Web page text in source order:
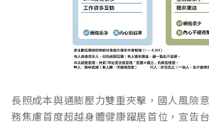
長照成本與通膨壓力雙重夾擊，國人風險
務焦慮首度超越身體健康躍居首位，宣告